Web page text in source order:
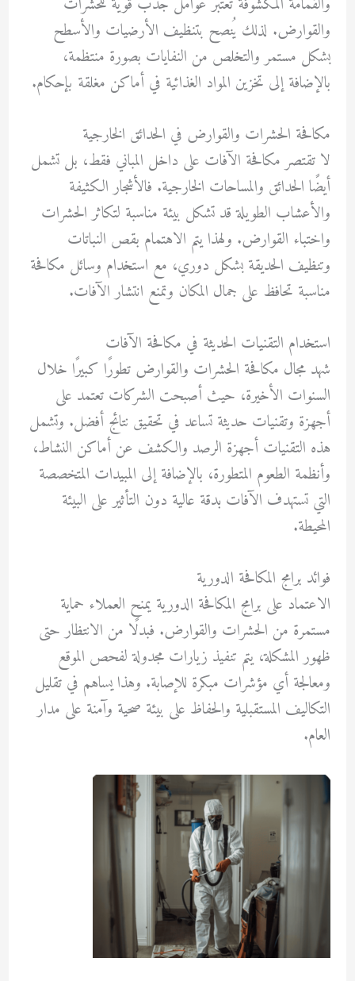
والقوارض. لذلك يُنصح بتنظيف الأرضيات والأسطح
بشكل مستمر والتخلص من النفايات بصورة منتظمة،
بالإضافة إلى تخزين المواد الغذائية في أماكن مغلقة بإحكام.
مكافحة الحشرات والقوارض في الحدائق الخارجية
لا تقتصر مكافحة الآفات على داخل المباني فقط، بل تشمل
أيضًا الحدائق والمساحات الخارجية. فالأشجار الكثيفة
والأعشاب الطويلة قد تشكل بيئة مناسبة لتكاثر الحشرات
واختباء القوارض. ولهذا يتم الاهتمام بقص النباتات
وتنظيف الحديقة بشكل دوري، مع استخدام وسائل مكافحة
مناسبة تحافظ على جمال المكان وتمنع انتشار الآفات.
استخدام التقنيات الحديثة في مكافحة الآفات
شهد مجال مكافحة الحشرات والقوارض تطورًا كبيرًا خلال
السنوات الأخيرة، حيث أصبحت الشركات تعتمد على
أجهزة وتقنيات حديثة تساعد في تحقيق نتائج أفضل. وتشمل
هذه التقنيات أجهزة الرصد والكشف عن أماكن النشاط،
وأنظمة الطعوم المتطورة، بالإضافة إلى المبيدات المتخصصة
التي تستهدف الآفات بدقة عالية دون التأثير على البيئة
المحيطة.
فوائد برامج المكافحة الدورية
الاعتماد على برامج المكافحة الدورية يمنح العملاء حماية
مستمرة من الحشرات والقوارض. فبدلًا من الانتظار حتى
ظهور المشكلة، يتم تنفيذ زيارات مجدولة لفحص الموقع
ومعالجة أي مؤشرات مبكرة للإصابة. وهذا يساهم في تقليل
التكاليف المستقبلية والحفاظ على بيئة صحية وآمنة على مدار
العام.